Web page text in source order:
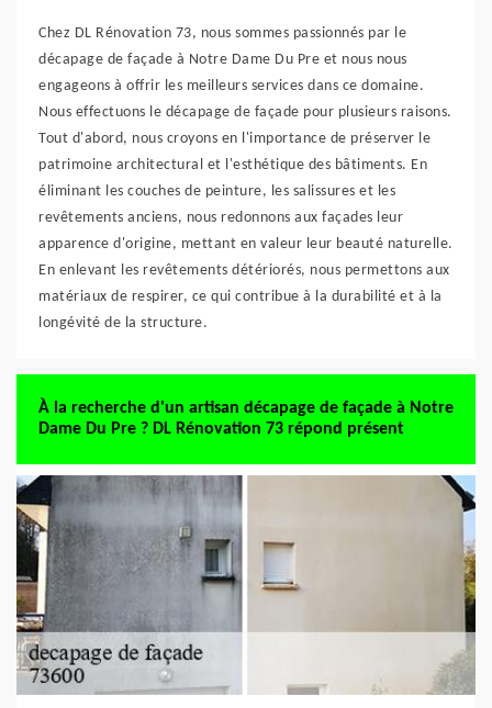
Chez DL Rénovation 73, nous sommes passionnés par le
décapage de façade à Notre Dame Du Pre et nous nous
engageons à offrir les meilleurs services dans ce domaine.
Nous effectuons le décapage de façade pour plusieurs raisons.
Tout d'abord, nous croyons en l'importance de préserver le
patrimoine architectural et l'esthétique des bâtiments. En
éliminant les couches de peinture, les salissures et les
revêtements anciens, nous redonnons aux façades leur
apparence d'origine, mettant en valeur leur beauté naturelle.
En enlevant les revêtements détériorés, nous permettons aux
matériaux de respirer, ce qui contribue à la durabilité et à la
longévité de la structure.
À la recherche d'un artisan décapage de façade à Notre
Dame Du Pre ? DL Rénovation 73 répond présent